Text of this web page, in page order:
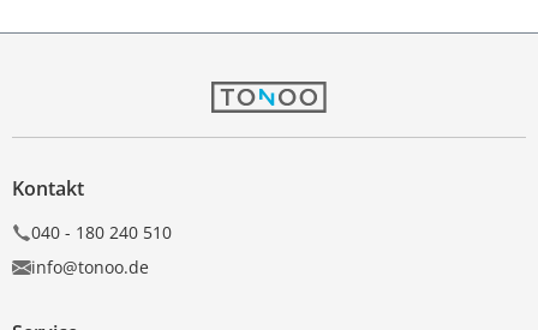
Kontakt
040 - 180 240 510
info@tonoo.de